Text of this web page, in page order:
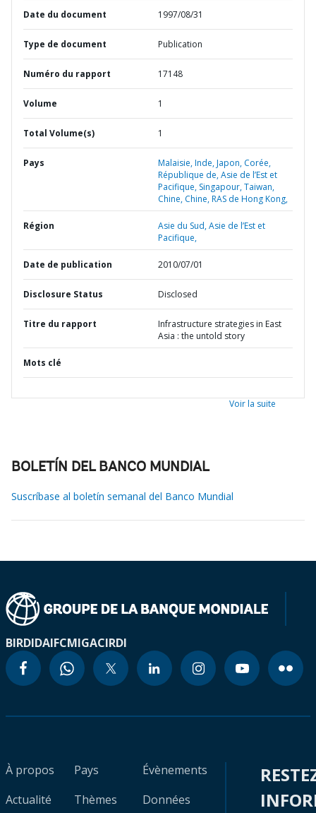
Date du document 1997/08/31
Type de document Publication
Numéro du rapport 17148
Volume 1
Total Volume(s) 1
Pays Malaisie,Inde,Japon, Corée,
République de,Asie de l’Est et
Pacifique, Singapour,Taiwan,
Chine, Chine,RAS de Hong Kong,
Région Asie du Sud,Asie de l’Est et
Pacifique,
Date de publication 2010/07/01
Disclosure Status Disclosed
Titre du rapport
Infrastructure strategies in East
Asia : the untold story
Mots clé
Voir la suite
BOLETÍN DEL BANCO MUNDIAL
Suscríbase al boletín semanal del Banco Mundial
BIRDIDAIFCMIGACIRDI
À propos
Actualité
Pays
Thèmes
Évènements
Données